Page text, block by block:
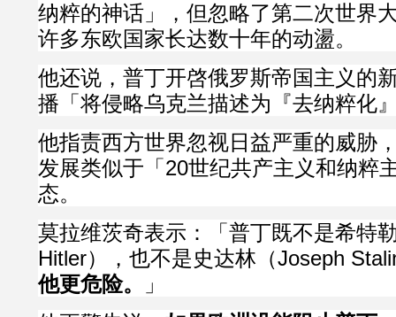
纳粹的神话」，但忽略了第二次世界
许多东欧国家长达数十年的动盪。
他还说，普丁开啓俄罗斯帝国主义的
播「将侵略乌克兰描述为『去纳粹化
他指责西方世界忽视日益严重的威胁
发展类似于「20世纪共产主义和纳粹
态。
莫拉维茨奇表示：「普丁既不是希特
Hitler），也不是史达林（Joseph
他更危险。
」